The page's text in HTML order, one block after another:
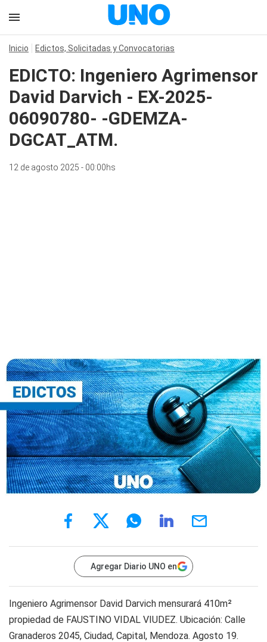
Inicio Edictos, Solicitadas y Convocatorias
EDICTO: Ingeniero Agrimensor
David Darvich - EX-2025-
06090780- -GDEMZA-
DGCAT_ATM.
12 de agosto 2025 - 00:00hs
Agregar Diario UNO en
Ingeniero Agrimensor David Darvich mensurará 410m²
propiedad de FAUSTINO VIDAL VIUDEZ. Ubicación: Calle
Granaderos 2045, Ciudad, Capital, Mendoza. Agosto 19.